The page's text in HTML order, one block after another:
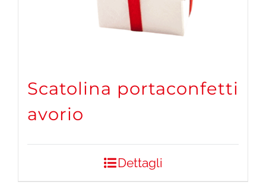
Scatolina portaconfetti
avorio
Dettagli